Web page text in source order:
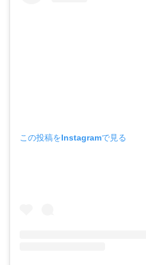
この投稿をInstagramで見る